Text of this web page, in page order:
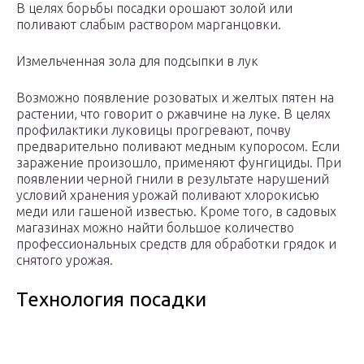
В целях борьбы посадки орошают золой или
поливают слабым раствором марганцовки.
Измельченная зола для подсыпки в лук
Возможно появление розоватых и желтых пятен на
растении, что говорит о ржавчине на луке. В целях
профилактики луковицы прогревают, почву
предварительно поливают медным купоросом. Если
заражение произошло, применяют фунгициды. При
появлении черной гнили в результате нарушений
условий хранения урожай поливают хлорокисью
меди или гашеной известью. Кроме того, в садовых
магазинах можно найти большое количество
профессиональных средств для обработки грядок и
снятого урожая.
Технология посадки